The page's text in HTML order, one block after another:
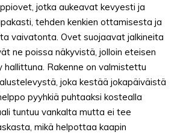
jotka aukeavat kevyesti ja
tehden kenkien ottamisesta ja
vaivatonta. Ovet suojaavat jalkineita
ne poissa näkyvistä, jolloin eteisen
hallittuna. Rakenne on valmistettu
joka kestää jokapäiväistä
pyyhkiä puhtaaksi kostealla
tuntuu vankalta mutta ei tee
mikä helpottaa kaapin